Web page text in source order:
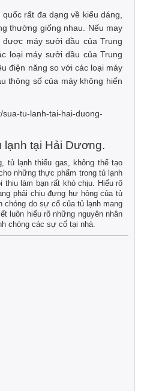
quốc rất đa dạng về kiểu dáng,
thường giống nhau. Nếu may
máy sưởi dầu của Trung
loại máy sưởi dầu của Trung
điện năng so với các loại máy
thông số của máy không hiển
tu-lanh-tai-hai-duong-
tại Hải Dương.
tủ lạnh thiếu gas, không thể tạo
những thực phẩm trong tủ lạnh
thiu làm bạn rất khó chịu. Hiểu rõ
phải chịu đựng hư hỏng của tủ
chóng do sự cố của tủ lạnh mang
luôn hiểu rõ những nguyên nhân
chóng các sự cố tại nhà.